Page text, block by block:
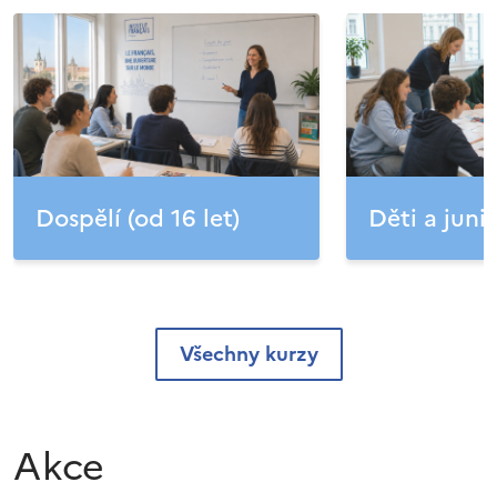
Dospělí (od 16 let) Děti a
Všechny kurzy
Akce